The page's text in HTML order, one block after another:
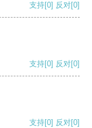
支持[0] 反对[0]
支持[0] 反对[0]
支持[0] 反对[0]